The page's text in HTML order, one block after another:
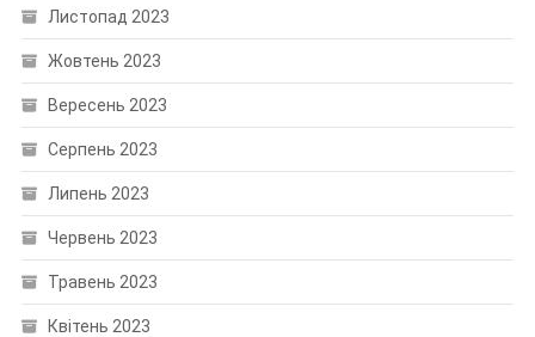
Листопад 2023
Жовтень 2023
Вересень 2023
Серпень 2023
Липень 2023
Червень 2023
Травень 2023
Квітень 2023